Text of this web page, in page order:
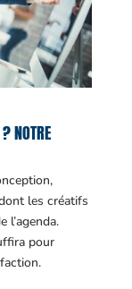
NOTRE
les créatifs
l’agenda.
pour